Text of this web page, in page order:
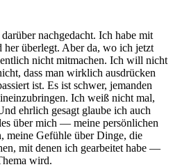
nachgedacht. Ich habe mit
überlegt. Aber da, wo ich jetzt
nicht mitmachen. Ich will nicht
dass man wirklich ausdrücken
ist. Es ist schwer, jemanden
Ich weiß nicht mal,
ehrlich gesagt glaube ich auch
über mich — meine persönlichen
meine Gefühle über Dinge, die
mit denen ich gearbeitet habe —
wird.